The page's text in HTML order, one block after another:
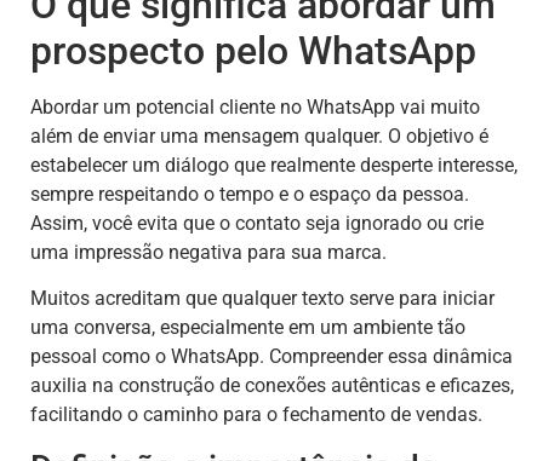
prospecto pelo WhatsApp
Abordar um potencial cliente no WhatsApp vai muito
além de enviar uma mensagem qualquer. O objetivo é
estabelecer um diálogo que realmente desperte interesse,
sempre respeitando o tempo e o espaço da pessoa.
Assim, você evita que o contato seja ignorado ou crie
uma impressão negativa para sua marca.
Muitos acreditam que qualquer texto serve para iniciar
uma conversa, especialmente em um ambiente tão
pessoal como o WhatsApp. Compreender essa dinâmica
auxilia na construção de conexões autênticas e eficazes,
facilitando o caminho para o fechamento de vendas.